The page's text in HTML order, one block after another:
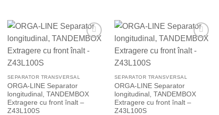
Wishlist
SEPARATOR TRANSVERSAL
ORGA-LINE Separator
longitudinal, TANDEMBOX
Extragere cu front înalt –
Z43L100S
Wishlist
SEPARATOR TRANSVERSAL
ORGA-LINE Separator
longitudinal, TANDEMBOX
Extragere cu front înalt –
Z43L100S